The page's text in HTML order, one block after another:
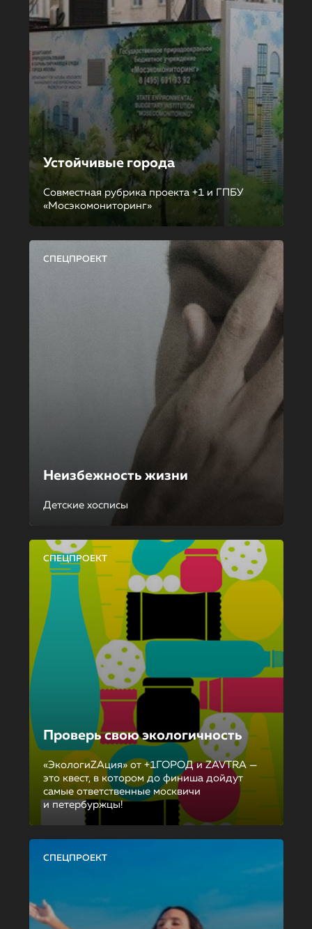
Устойчивые города
Совместная рубрика проекта +1 и ГПБУ
«Мосэкомониторинг»
СПЕЦПРОЕКТ
Неизбежность жизни
Детские хосписы
СПЕЦПРОЕКТ
Проверь свою экологичность
«ЭкологиZAция» от +1ГОРОД и ZAVTRA —
это квест, в котором до финиша дойдут
самые ответственные москвичи
и петербуржцы!
СПЕЦПРОЕКТ